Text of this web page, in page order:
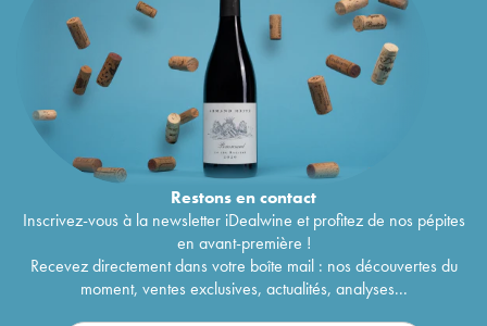
Château Doisy Dubroca 2ème Grand Cru
Classé
1986
40€
Château Doisy Dubroca 2ème Grand Cru Classé
1985
31
Château Doisy Dubroca 2ème Grand Cru
Classé
Château Doisy Dubroca 2ème Grand Cru
Classé1983
Château Doisy Dubroca 2ème Grand Cru
Classé1982
Château Doisy Dubroca 2ème Grand Cru
Classé1981
Château Doisy Dubroca 2ème Grand Cru
56
Restons encontact
Inscrivez-vous à la newsletter iDealwine et profitez de nos pépites
en avant-première !
Recevez directement dans votre boîte mail : nos découvertes du
moment, ventes exclusives, actualités, analyses...